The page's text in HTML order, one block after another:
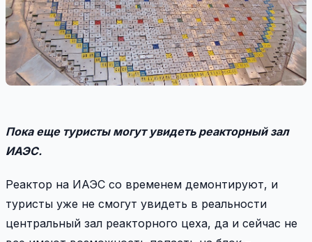
Пока еще туристы могут увидеть реакторный зал
ИАЭС.
Реактор на ИАЭС со временем демонтируют, и
туристы уже не смогут увидеть в реальности
центральный зал реакторного цеха, да и сейчас не